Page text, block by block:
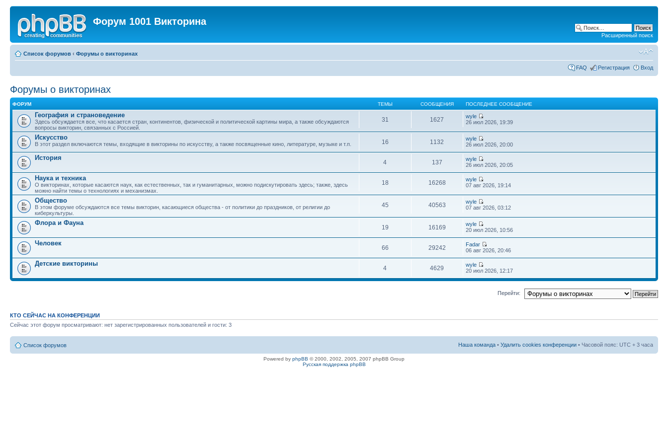
Форум 1001 Викторина
Расширенный поиск
Список форумов ‹ Форумы о викторинах
FAQ Регистрация Вход
Форумы о викторинах
ФОРУМ ТЕМЫ СООБЩЕНИЯ ПОСЛЕДНЕЕ СООБЩЕНИЕ
География и страноведение
Здесь обсуждается все, что касается стран, континентов, физической и политической картины мира, а также обсуждаются
вопросы викторин, связанных с Россией.
31 1627
wyle
26 июл 2026, 19:39
Искусство
В этот раздел включаются темы, входящие в викторины по искусству, а также посвященные кино, литературе, музыке и т.п. 16 1132
wyle
26 июл 2026, 20:00
История
4 137
wyle
26 июл 2026, 20:05
Наука и техника
О викторинах, которые касаются наук, как естественных, так и гуманитарных, можно подискутировать здесь; также, здесь
можно найти темы о технологиях и механизмах.
18 16268
wyle
07 авг 2026, 19:14
Общество
В этом форуме обсуждаются все темы викторин, касающиеся общества - от политики до праздников, от религии до
киберкультуры.
45 40563
wyle
07 авг 2026, 03:12
Флора и Фауна
19 16169
wyle
20 июл 2026, 10:56
Человек
66 29242
Fadar
06 авг 2026, 20:46
Детские викторины
4 4629
wyle
20 июл 2026, 12:17
Перейти:
КТО СЕЙЧАС НА КОНФЕРЕНЦИИ
Сейчас этот форум просматривают: нет зарегистрированных пользователей и гости: 3
Список форумов Наша команда • Удалить cookies конференции • Часовой пояс: UTC + 3 часа
Powered by phpBB © 2000, 2002, 2005, 2007 phpBB Group
Русская поддержка phpBB